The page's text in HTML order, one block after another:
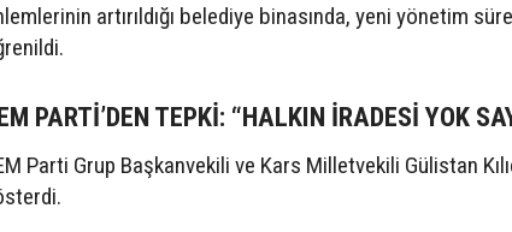
artırıldığı belediye binasında, yeni yönetim
PARTİ’DEN TEPKİ: “HALKIN İRADESİ YOK
Parti Grup Başkanvekili ve Kars Milletvekili Gülistan